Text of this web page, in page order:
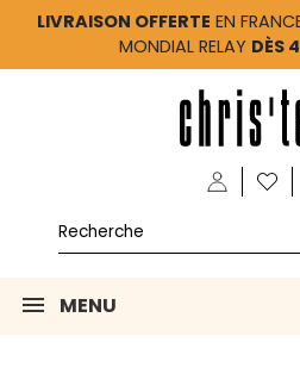
LIVRAISON OFFERTE EN
MONDIAL RELAY DÈS
MENU